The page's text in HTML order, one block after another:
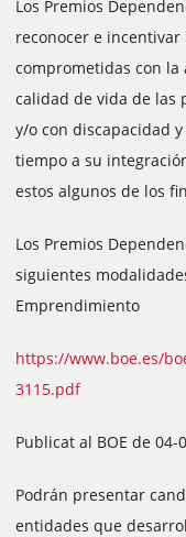
Los Premios
reconocer e
comprometidas con
calidad de vida de las
y/o con discapacidad
tiempo a su
estos algunos de los
Los Premios
siguientes
Emprendimiento
https://www.boe.es/
3115.pdf
Publicat al BOE de 04-
Podrán presentar
entidades que